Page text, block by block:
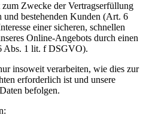
Zwecke der Vertragserfüllung
und bestehenden Kunden (Art. 6
einer sicheren, schnellen
Online-Angebots durch einen
Abs. 1 lit. f DSGVO).
insoweit verarbeiten, wie dies zur
erforderlich ist und unsere
befolgen.